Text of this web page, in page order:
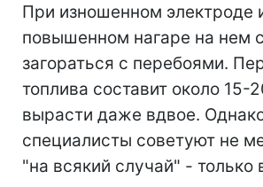
При изношенном электроде
повышенном нагаре на нем
загораться с перебоями.
топлива составит около 15-
вырасти даже вдвое.
специалисты советуют не
"на всякий случай" - только